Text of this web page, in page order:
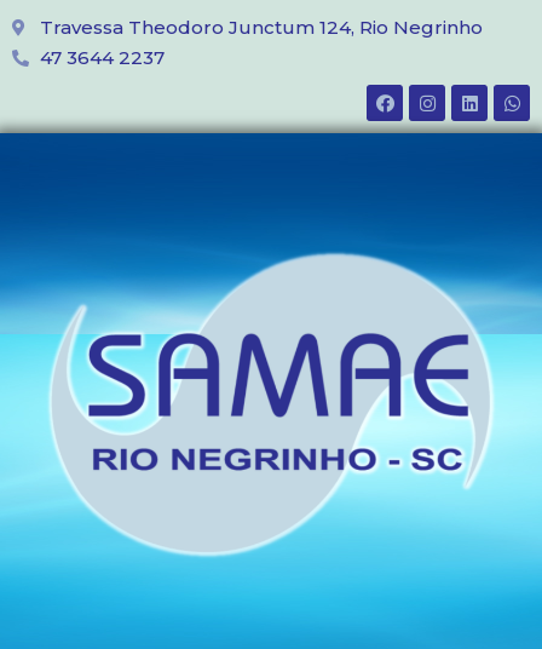
Travessa Theodoro Junctum 124, Rio Negrinho
47 3644 2237